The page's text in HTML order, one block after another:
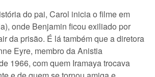
do pai, Carol inicia o filme em
onde Benjamin ficou exiliado por
da prisão. É lá também que a diretora
Eyre, membro da Anistia
1966, com quem Iramaya trocava